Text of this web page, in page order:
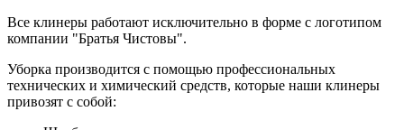
Все клинеры работают исключительно в форме с логотипом
компании "Братья Чистовы".
Уборка производится с помощью профессиональных
технических и химический средств, которые наши клинеры
привозят с собой: